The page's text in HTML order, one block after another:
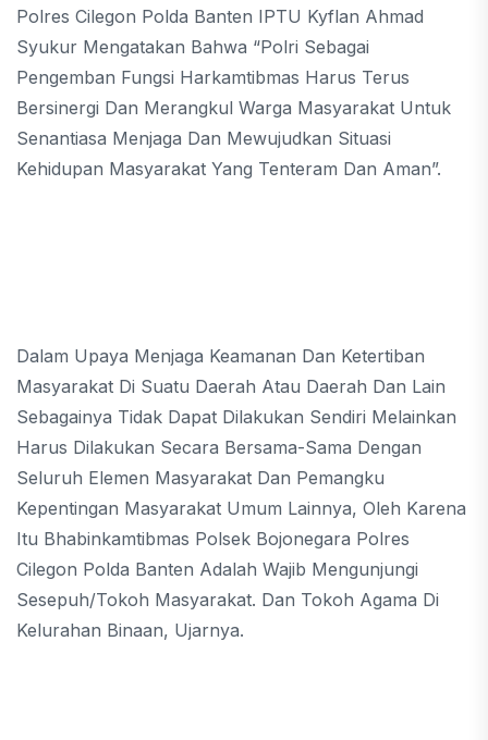
Polres Cilegon Polda Banten IPTU Kyflan Ahmad
Syukur Mengatakan Bahwa “Polri Sebagai
Pengemban Fungsi Harkamtibmas Harus Terus
Bersinergi Dan Merangkul Warga Masyarakat Untuk
Senantiasa Menjaga Dan Mewujudkan Situasi
Kehidupan Masyarakat Yang Tenteram Dan Aman”.
Dalam Upaya Menjaga Keamanan Dan Ketertiban
Masyarakat Di Suatu Daerah Atau Daerah Dan Lain
Sebagainya Tidak Dapat Dilakukan Sendiri Melainkan
Harus Dilakukan Secara Bersama-Sama Dengan
Seluruh Elemen Masyarakat Dan Pemangku
Kepentingan Masyarakat Umum Lainnya, Oleh Karena
Itu Bhabinkamtibmas Polsek Bojonegara Polres
Cilegon Polda Banten Adalah Wajib Mengunjungi
Sesepuh/tokoh Masyarakat. Dan Tokoh Agama Di
Kelurahan Binaan, Ujarnya.